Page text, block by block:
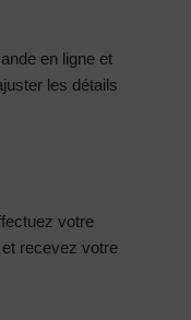
en ligne et
les détails
votre
recevez votre